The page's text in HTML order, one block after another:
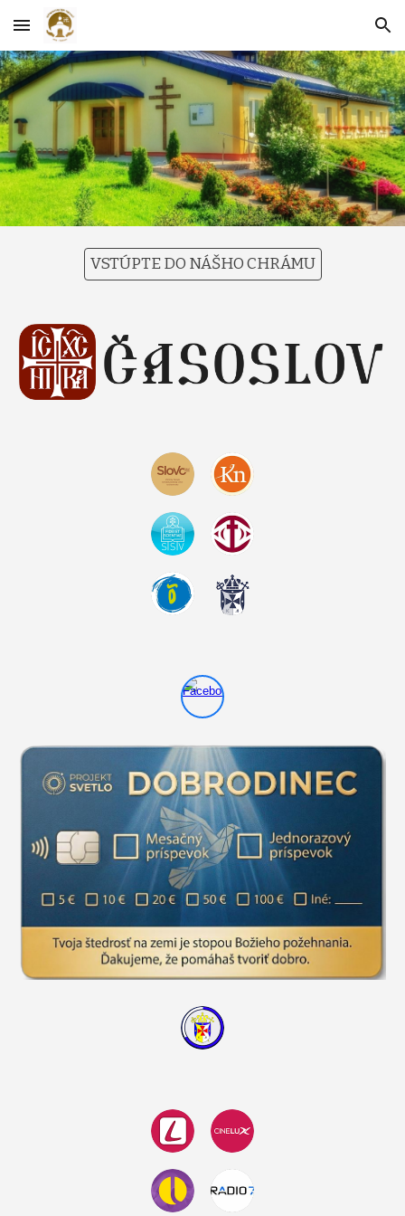
Skip to main content Skip to navigation
VSTÚPTE DO NÁŠHO CHRÁMU